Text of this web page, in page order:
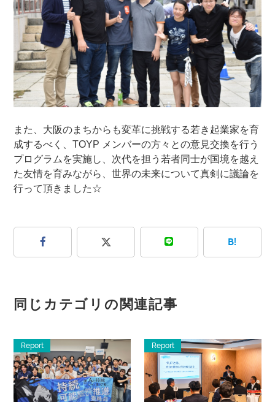
また、大阪のまちからも変革に挑戦する若き起業家を育
成するべく、TOYP メンバーの方々との意見交換を行う
プログラムを実施し、次代を担う若者同士が国境を越え
た友情を育みながら、世界の未来について真剣に議論を
行って頂きました☆
B!
同じカテゴリの関連記事
Report Report